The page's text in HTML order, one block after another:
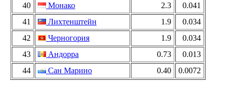
40
Монако 2.3
0.041
41
Лихтенштейн 1.9
0.034
42
Черногория 1.9
0.034
43
Андорра 0.73
0.013
44
Сан Марино 0.40 0.0072